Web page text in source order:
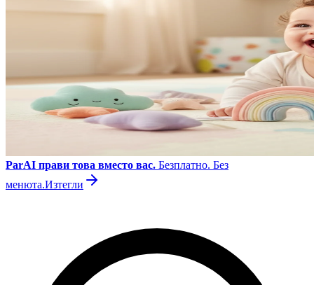
ParAI прави това вместо вас. Безплатно. Без
менюта.Изтегли